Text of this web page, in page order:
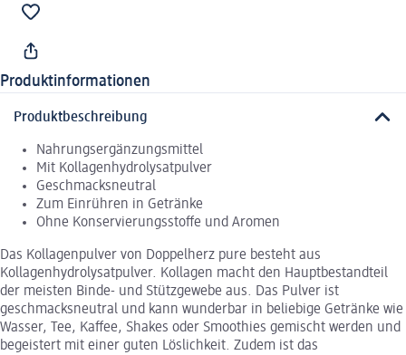
Produktinformationen
Produktbeschreibung
Nahrungsergänzungsmittel
Mit Kollagenhydrolysatpulver
Geschmacksneutral
Zum Einrühren in Getränke
Ohne Konservierungsstoffe und Aromen
Das Kollagenpulver von Doppelherz pure besteht aus
Kollagenhydrolysatpulver. Kollagen macht den Hauptbestandteil
der meisten Binde- und Stützgewebe aus. Das Pulver ist
geschmacksneutral und kann wunderbar in beliebige Getränke wie
Wasser, Tee, Kaffee, Shakes oder Smoothies gemischt werden und
begeistert mit einer guten Löslichkeit. Zudem ist das